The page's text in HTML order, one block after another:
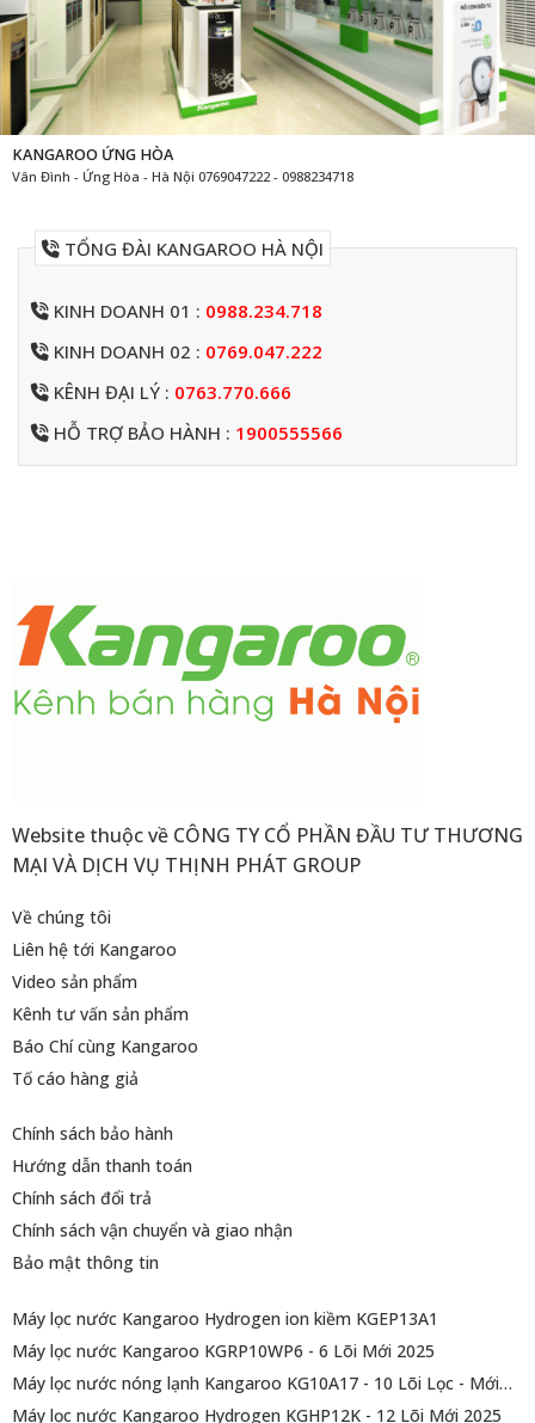
KANGAROO ỨNG HÒA
Vân Đình - Ứng Hòa - Hà Nội 0769047222 - 0988234718
TỔNG ĐÀI KANGAROO HÀ NỘI
KINH DOANH 01 : 0988.234.718
KINH DOANH 02 : 0769.047.222
KÊNH ĐẠI LÝ : 0763.770.666
HỖ TRỢ BẢO HÀNH : 1900555566
Website thuộc về CÔNG TY CỔ PHẦN ĐẦU TƯ THƯƠNG
MẠI VÀ DỊCH VỤ THỊNH PHÁT GROUP
Về chúng tôi
Liên hệ tới Kangaroo
Video sản phẩm
Kênh tư vấn sản phẩm
Báo Chí cùng Kangaroo
Tố cáo hàng giả
Chính sách bảo hành
Hướng dẫn thanh toán
Chính sách đổi trả
Chính sách vận chuyển và giao nhận
Bảo mật thông tin
Máy lọc nước Kangaroo Hydrogen ion kiềm KGEP13A1
Máy lọc nước Kangaroo KGRP10WP6 - 6 Lõi Mới 2025
Máy lọc nước nóng lạnh Kangaroo KG10A17 - 10 Lõi Lọc - Mới
2025
Máy lọc nước Kangaroo Hydrogen KGHP12K - 12 Lõi Mới 2025